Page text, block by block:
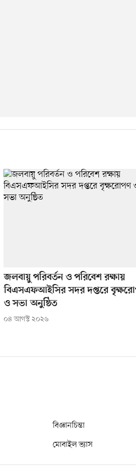
জলবায়ু পরিবর্তন ও পরিবেশ রক্ষায়
বিএসএফআইসির সদর দপ্তরে
ও সভা অনুষ্ঠিত
০৪ আগস্ট ২০২৬
বিজ্ঞানচিন্তা
মোবাইল ভ্যাস